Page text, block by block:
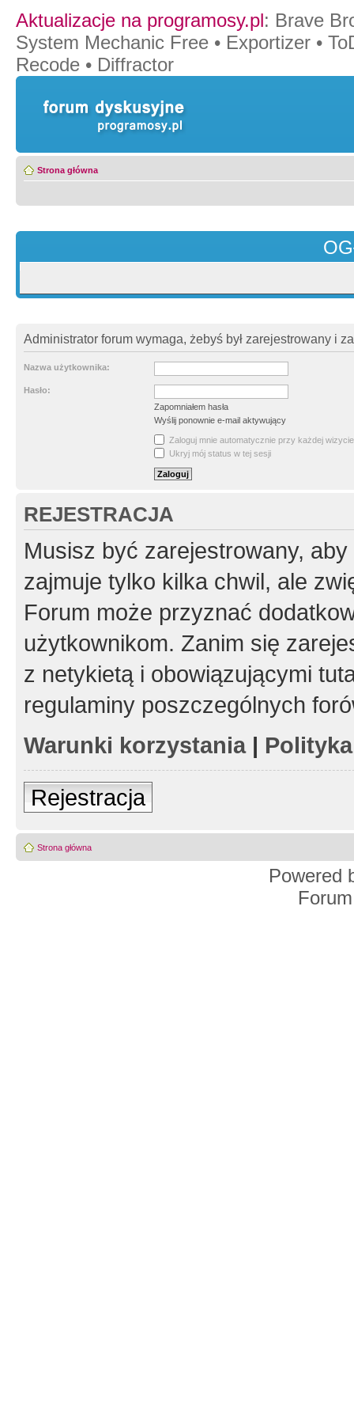
Aktualizacje na programosy.pl: Brave
System Mechanic Free • Exportizer •
Recode • Diffractor
Strona główna
Administrator forum wymaga, żebyś był zarejestrowany i
Nazwa użytkownika:
Hasło:
Zapomniałem hasła
Wyślij ponownie e-mail aktywujący
Zaloguj mnie automatycznie przy każdej wizycie
Ukryj mój status w tej sesji
REJESTRACJA
Musisz być zarejestrowany,
zajmuje tylko kilka chwil, ale
Forum może przyznać
użytkownikom. Zanim się
z netykietą i obowiązującymi
regulaminy poszczególnych
Warunki korzystania|
Rejestracja
Strona główna
Powered